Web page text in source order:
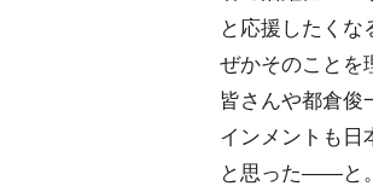
と応援したくな
ぜかそのことを
皆さんや都倉俊
インメントも日
と思った――と。